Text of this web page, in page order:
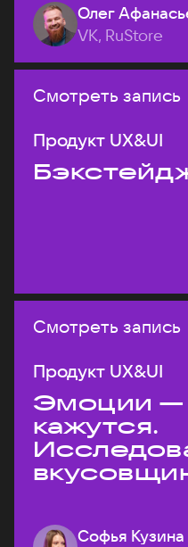
Олег
VK, RuStore
Смотреть запись
Продукт UX&UI
Смотреть запись
Продукт UX&UI
Эмоции —
кажутся.
Софья Кузина